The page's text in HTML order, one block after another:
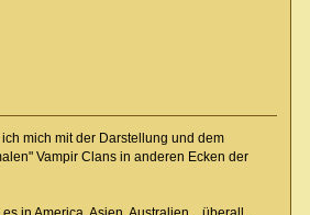
mich mit der Darstellung und dem
Vampir Clans in anderen Ecken der